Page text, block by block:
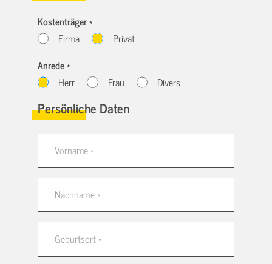
Kostenträger *
Firma
Privat
Anrede *
Herr
Frau Divers
Persönliche Daten